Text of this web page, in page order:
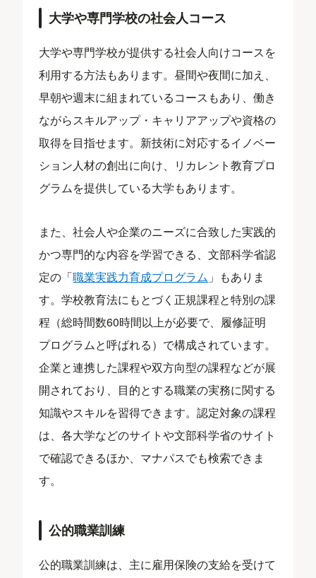
大学や専門学校の社会人コース
大学や専門学校が提供する社会人向けコースを
利用する方法もあります。昼間や夜間に加え、
早朝や週末に組まれているコースもあり、働き
ながらスキルアップ・キャリアアップや資格の
取得を目指せます。新技術に対応するイノベー
ション人材の創出に向け、リカレント教育プロ
グラムを提供している大学もあります。
また、社会人や企業のニーズに合致した実践的
かつ専門的な内容を学習できる、文部科学省認
定の「職業実践力育成プログラム 」もありま
す。学校教育法にもとづく正規課程と特別の課
程（総時間数60時間以上が必要で、履修証明
プログラムと呼ばれる）で構成されています。
企業と連携した課程や双方向型の課程などが展
開されており、目的とする職業の実務に関する
知識やスキルを習得できます。認定対象の課程
は、各大学などのサイトや文部科学省のサイト
で確認できるほか、マナパスでも検索できま
す。
公的職業訓練
公的職業訓練は、主に雇用保険の支給を受けて